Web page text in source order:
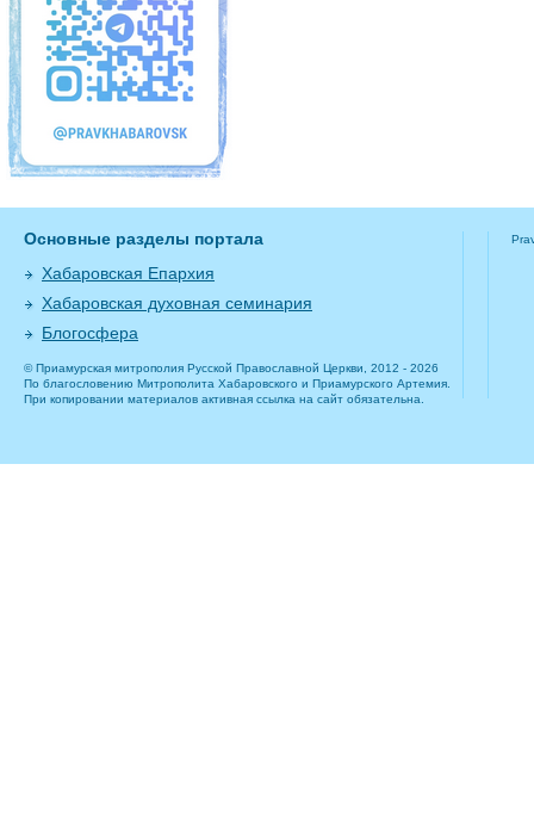
Основные разделы портала
Хабаровская Епархия
Хабаровская духовная семинария
Блогосфера
© Приамурская митрополия Русской Православной Церкви, 2012 - 2026
По благословению Митрополита Хабаровского и Приамурского Артемия.
При копировании материалов активная ссылка на сайт обязательна.